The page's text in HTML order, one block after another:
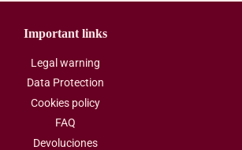
Important links
Legal warning
Data Protection
Cookies policy
FAQ
Devoluciones